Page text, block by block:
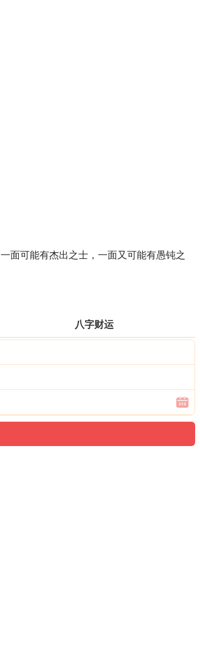
面可能有杰出之士，一面又可能有愚钝之
八字财运